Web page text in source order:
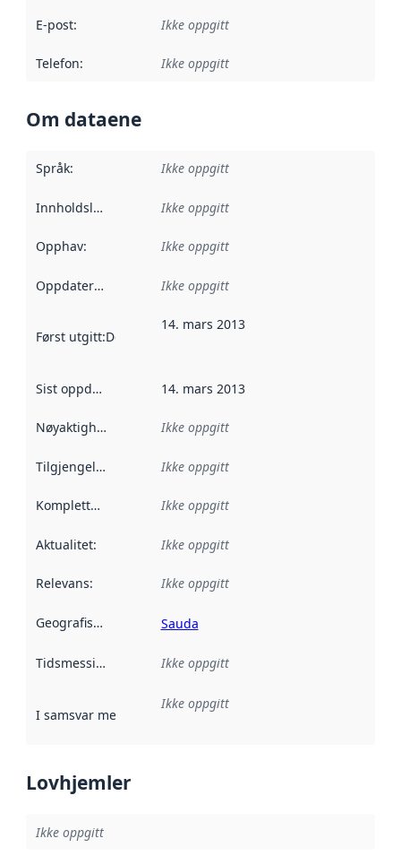
E-post: Ikke oppgitt
Telefon: Ikke oppgitt
Om dataene
Språk: Ikke oppgitt
Innholdsleverandører :
Ikke oppgitt
Opphav: Ikke oppgitt
Oppdateringsfrekvens :
Ikke oppgitt
Først utgitt:Denne datoen sier når dataene i dette
14. mars 2013
Sist oppdatert 14. mars 2013
Nøyaktighet Ikke oppgitt
Tilgjengelighet Ikke oppgitt
Kompletthet Ikke oppgitt
Aktualitet: Ikke oppgitt
Relevans: Ikke oppgitt
Geografisk avgrensning :
Sauda
Tidsmessig avgrensning :
Ikke oppgitt
I samsvar med Referanse til en implementasjonsregel
Ikke oppgitt
Lovhjemler
Ikke oppgitt